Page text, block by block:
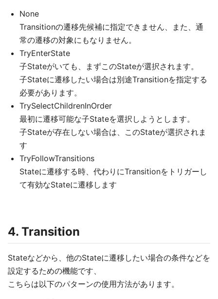
None
Transitionの遷移先候補に指定できません、また、通
常の遷移の対象にもなりません。
TryEnterState
子Stateがいても、まずこのStateが選択されます。
子Stateに遷移したい場合は別途Transitionを指定する
必要があります。
TrySelectChildrenInOrder
最初に遷移可能な子Stateを選択しようとします。
子Stateが存在しない場合は、このStateが選択されま
す
TryFollowTransitions
Stateに遷移する時、代わりにTransitionをトリガーし
て有効なStateに遷移します
4. Transition
Stateなどから、他のStateに遷移したい場合の条件などを
設定するための機能です、
こちらは以下のパターンの使用方法があります。